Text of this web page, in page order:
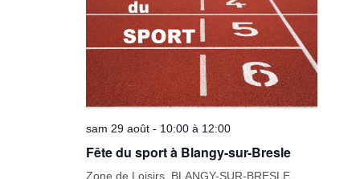
sam 29 août - 10:00 à 12:00
Fête du sport à Blangy-sur-Bresle
Zone de Loisirs, BLANGY-SUR-BRESLE